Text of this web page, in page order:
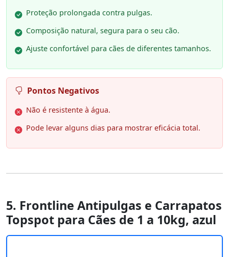
Proteção prolongada contra pulgas.
Composição natural, segura para o seu cão.
Ajuste confortável para cães de diferentes tamanhos.
Pontos Negativos
Não é resistente à água.
Pode levar alguns dias para mostrar eficácia total.
5. Frontline Antipulgas e Carrapatos
Topspot para Cães de 1 a 10kg, azul